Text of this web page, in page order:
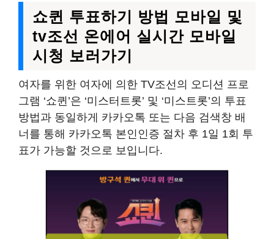
쇼퀸 투표하기 방법 모바일 및
tv조선 온에어 실시간 모바일
시청 보러가기
여자를 위한 여자에 의한 TV조선의 오디션 프로
그램 ‘쇼퀸’은 ‘미스터트롯’ 및 ‘미스트롯’의 투표
방법과 동일하게 카카오톡 또는 다음 검색창 배
너를 통해 카카오톡 본인인증 절차 후 1일 1회 투
표가 가능할 것으로 보입니다.